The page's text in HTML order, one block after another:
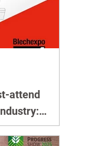
attend